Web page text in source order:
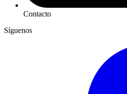
Contacto
Síguenos